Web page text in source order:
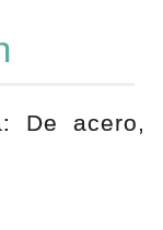
Vázquez de Sola
De acero,